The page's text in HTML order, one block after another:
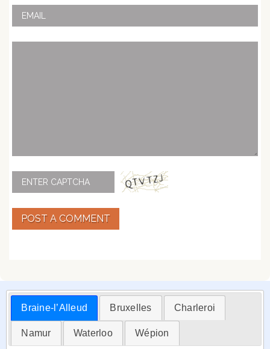
POST A COMMENT
Braine-l’Alleud Bruxelles Charleroi
Namur Waterloo Wépion